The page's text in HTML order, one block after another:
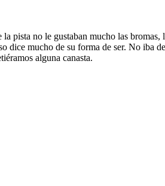
la pista no le gustaban mucho las
dice mucho de su forma de ser. No iba
alguna canasta.